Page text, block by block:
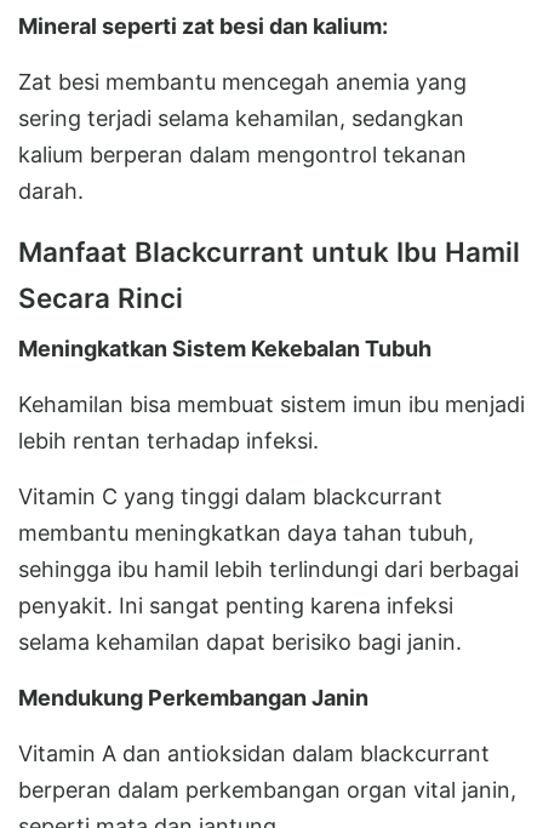
Mineral seperti zat besi dan kalium:
Zat besi membantu mencegah anemia yang
sering terjadi selama kehamilan, sedangkan
kalium berperan dalam mengontrol tekanan
darah.
Manfaat Blackcurrant untuk Ibu Hamil
Secara Rinci
Meningkatkan Sistem Kekebalan Tubuh
Kehamilan bisa membuat sistem imun ibu menjadi
lebih rentan terhadap infeksi.
Vitamin C yang tinggi dalam blackcurrant
membantu meningkatkan daya tahan tubuh,
sehingga ibu hamil lebih terlindungi dari berbagai
penyakit. Ini sangat penting karena infeksi
selama kehamilan dapat berisiko bagi janin.
Mendukung Perkembangan Janin
Vitamin A dan antioksidan dalam blackcurrant
berperan dalam perkembangan organ vital janin,